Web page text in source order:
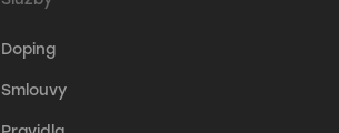
Doping
Smlouvy